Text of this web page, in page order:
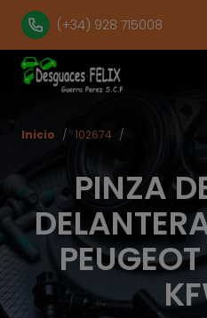
(+34) 928 715008
PINZA
Inicio / 102674 /